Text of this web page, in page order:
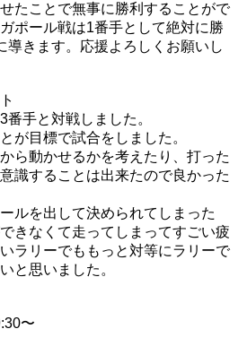
たことで無事に勝利することがで
ポール戦は1番手として絶対に勝
導きます。応援よろしくお願いし
手と対戦しました。
が目標で試合をしました。
ら動かせるかを考えたり、打った
識することは出来たので良かった
ルを出して決められてしまった
きなくて走ってしまってすごい疲
ラリーでももっと対等にラリーで
と思いました。
〜